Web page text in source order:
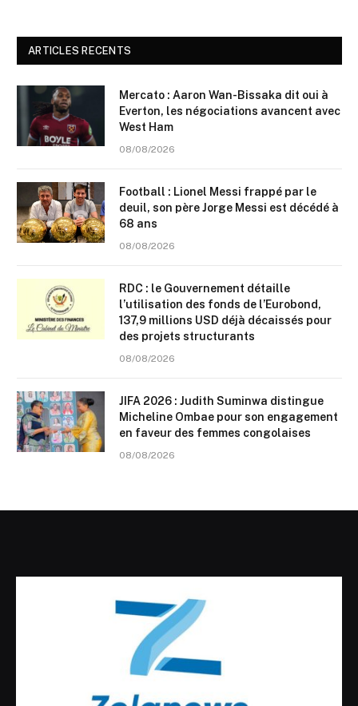
ARTICLES RECENTS
Mercato : Aaron Wan-Bissaka dit oui à
Everton, les négociations avancent avec
West Ham
08/08/2026
Football : Lionel Messi frappé par le
deuil, son père Jorge Messi est décédé à
68 ans
08/08/2026
RDC : le Gouvernement détaille
l’utilisation des fonds de l’Eurobond,
137,9 millions USD déjà décaissés pour
des projets structurants
08/08/2026
JIFA 2026 : Judith Suminwa distingue
Micheline Ombae pour son engagement
en faveur des femmes congolaises
08/08/2026